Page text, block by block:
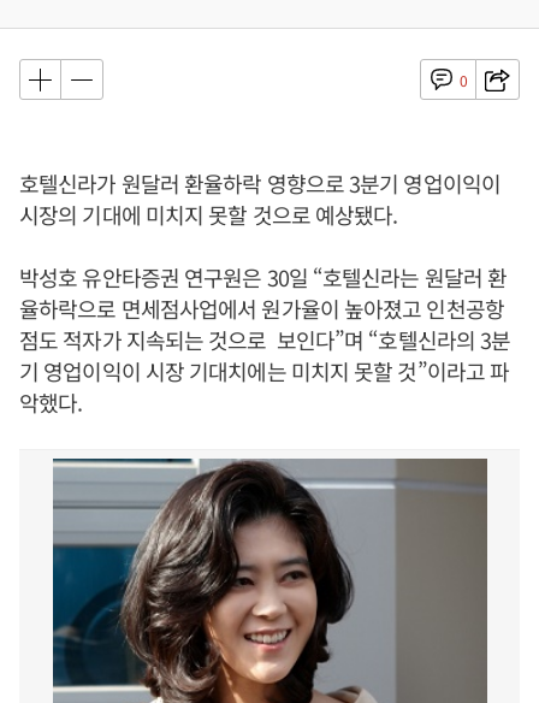
0
호텔신라가 원달러 환율하락 영향으로 3분기 영업이익이
시장의 기대에 미치지 못할 것으로 예상됐다.
박성호 유안타증권 연구원은 30일 “호텔신라는 원달러 환
율하락으로 면세점사업에서 원가율이 높아졌고 인천공항
점도 적자가 지속되는 것으로 보인다”며 “호텔신라의 3분
기 영업이익이 시장 기대치에는 미치지 못할 것”이라고 파
악했다.